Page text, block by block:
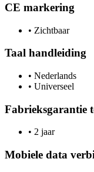
CE markering
• Zichtbaar
Taal handleiding
• Nederlands
• Universeel
Fabrieksgarantie
• 2 jaar
Mobiele data